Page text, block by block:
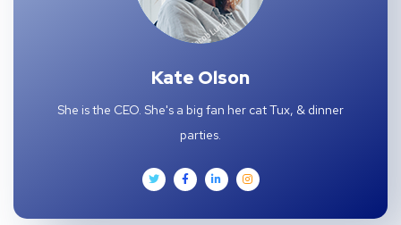
Kate Olson
She is the CEO. She's a big fan her cat Tux, & dinner
parties.